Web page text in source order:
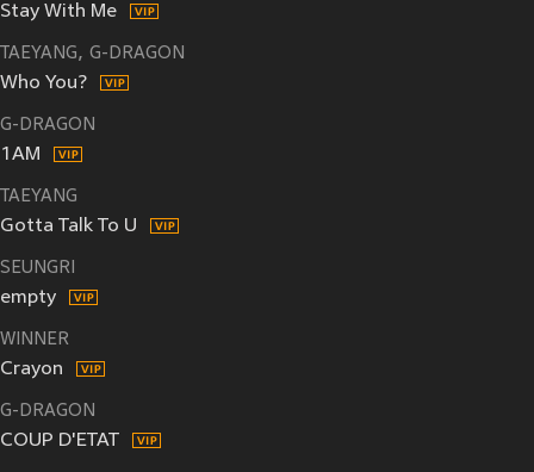
Stay With Me
TAEYANG G-DRAGON
Who You?
G-DRAGON
1AM
TAEYANG
Gotta Talk To U
SEUNGRI
empty
WINNER
Crayon
G-DRAGON
COUP D'ETAT